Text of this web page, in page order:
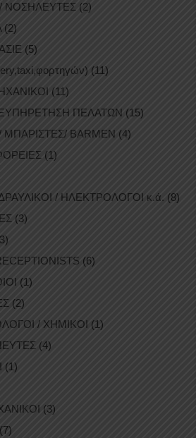
ΝΟΣΗΛΕΥΤΕΣ (2)
(2)
(5)
(11)
(11)
ΠΕΛΑΤΩΝ (15)
ΜΠΑΡΙΣΤΕΣ/ BARMEN (4)
(1)
/ ΗΛΕΚΤΡΟΛΟΓΟΙ κ.ά. (8)
(3)
(6)
(1)
(2)
/ ΧΗΜΙΚΟΙ (1)
(4)
(1)
(3)
(7)